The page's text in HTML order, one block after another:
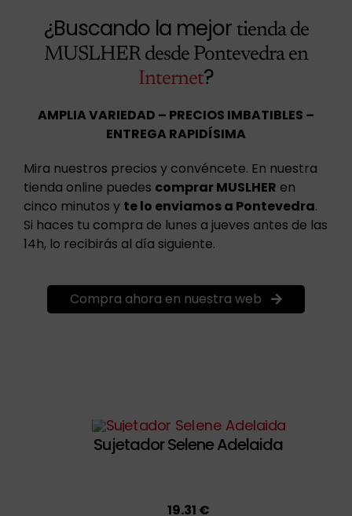
¿Buscando la mejor tienda de
MUSLHER desde Pontevedra en
Internet?
AMPLIA VARIEDAD – PRECIOS IMBATIBLES –
ENTREGA RAPIDÍSIMA
Mira nuestros precios y convéncete. En nuestra
tienda online puedes comprar MUSLHER en
cinco minutos y te lo enviamos a Pontevedra.
Si haces tu compra de lunes a jueves antes de las
14h, lo recibirás al día siguiente.
Compra ahora en nuestra web
Sujetador Selene Adelaida
19.31 €